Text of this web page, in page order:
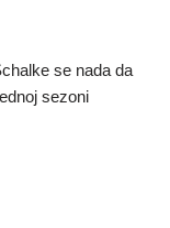
se nada da
sezoni